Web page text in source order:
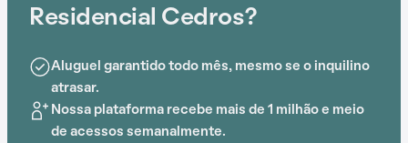
sauna, o Edifício Residencial Cedros é ideal para quem
A proximidade com Praia do Gonzaga, EE Professor
Primo Ferreira, UME Professora Emília Maria Reis, EE
Azevedo Júnior e Estádio Urbano Caldeira adiciona
Residencial Cedros?
Aluguel garantido todo mês, mesmo se o inquilino
atrasar.
Nossa plataforma recebe mais de 1 milhão e meio
de acessos semanalmente.